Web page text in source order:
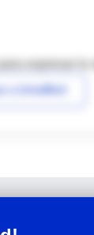
expresar tu
a IntraMed